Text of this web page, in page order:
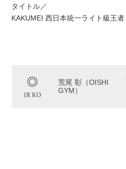
タイトル／
KAKUMEI 西日本統一ライト級王者
1R KO
荒尾 彰（OISHI
GYM）